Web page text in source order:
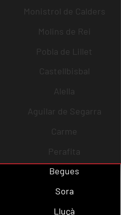
Monistrol de Calders
Molins de Rei
Pobla de Lillet
Castellbisbal
Alella
Aguilar de Segarra
Carme
Perafita
Begues
Sora
Lluçà